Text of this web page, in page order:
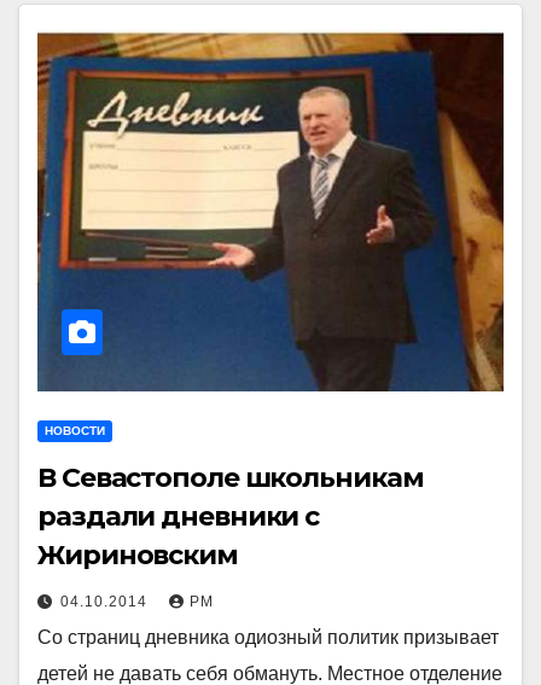
НОВОСТИ
В Севастополе школьникам
раздали дневники с
Жириновским
04.10.2014 РМ
Со страниц дневника одиозный политик призывает
детей не давать себя обмануть. Местное отделение